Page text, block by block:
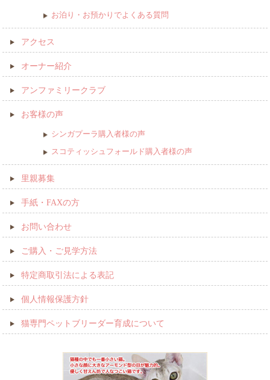
お泊り・お預かりでよくある質問
アクセス
オーナー紹介
アンファミリークラブ
お客様の声
シンガプーラ購入者様の声
スコティッシュフォールド購入者様の声
里親募集
手紙・FAXの方
お問い合わせ
ご購入・ご見学方法
特定商取引法による表記
個人情報保護方針
猫専門ペットブリーダー育成について